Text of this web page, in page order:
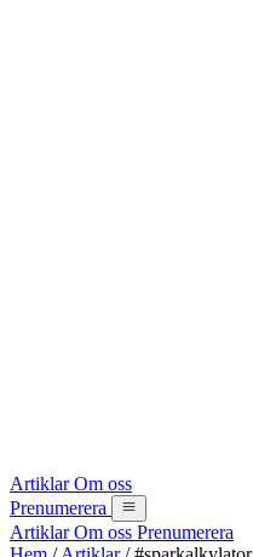
ArtiklarOm oss
Prenumerera
ArtiklarOm oss Prenumerera